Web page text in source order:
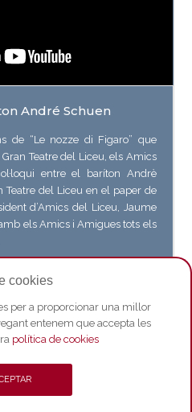
André Schuen
de “Le nozze di Figaro” que
Teatre del Liceu, els Amics
entre el baríton Andrè
Teatre del Liceu en el paper de
d’Amics del Liceu, Jaume
els Amics i Amigues tots els
cookies
per a proporcionar una millor
entenem que accepta les
política de cookies